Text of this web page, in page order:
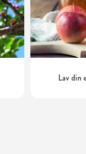
Lav din